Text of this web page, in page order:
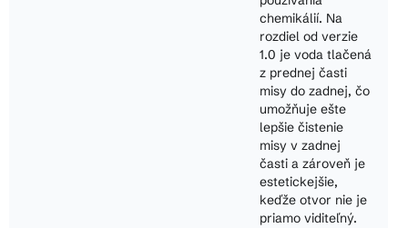
chemikálií. Na
rozdiel od verzie
1.0 je voda tlačená
z prednej časti
misy do zadnej, čo
umožňuje ešte
lepšie čistenie
misy v zadnej
časti a zároveň je
estetickejšie,
keďže otvor nie je
priamo viditeľný.